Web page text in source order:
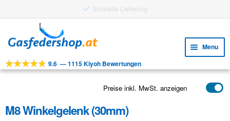
to
navigation
to
content
Menu
WERKZEUGE
menu
ANWENDUNGEN
9.6 —1115 Kiyoh Bewertungen
Preise inkl. MwSt. anzeigen
M8 Winkelgelenk (30mm)